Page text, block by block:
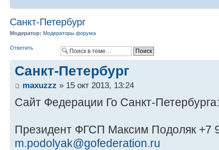
Санкт-Петербург
Модератор: Модераторы форума
Ответить
Санкт-Петербург
maxuzzz » 15 окт 2013, 13:24
Сайт Федерации Го Санкт-
Президент ФГСП Максим Подоляк +7
m.podolyak@gofederation.ru